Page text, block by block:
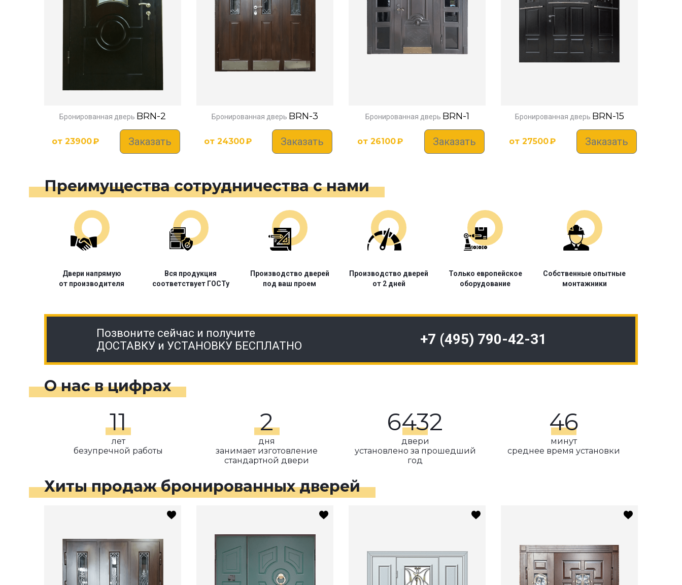
Бронированная дверь BRN-2
от 23900₽ Заказать
Бронированная дверь BRN-3
от 24300₽ Заказать
Бронированная дверь BRN-1
от 26100₽ Заказать
Бронированная дверь BRN-15
от 27500₽ Заказать
Преимущества сотрудничества с нами
Двери напрямую
от производителя
Вся продукция
соответствует ГОСТу
Производство дверей
под ваш проем
Производство дверей
от 2 дней
Только европейское
оборудование
Собственные опытные
монтажники
Позвоните сейчас и получите
ДОСТАВКУ и УСТАНОВКУ БЕСПЛАТНО
+7 (495) 790-42-31
О нас в цифрах
11
лет
безупречной работы
2
дня
занимает изготовление
стандартной двери
6432
двери
установлено за прошедший
год
46
минут
среднее время установки
Хиты продаж бронированных дверей